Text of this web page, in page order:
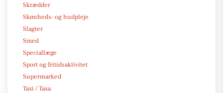
Skrædder
Skønheds- og hudpleje
Slagter
Smed
Speciallæge
Sport og fritidsaktivitet
Supermarked
Taxi / Taxa